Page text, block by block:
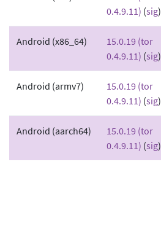
0.4.9.11) (sig)
Android (x86_64)
15.0.19 (tor
0.4.9.11) (sig)
Android (armv7)
15.0.19 (tor
0.4.9.11) (sig)
Android (aarch64)
15.0.19 (tor
0.4.9.11) (sig)